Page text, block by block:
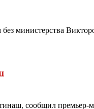
министерства
сообщил